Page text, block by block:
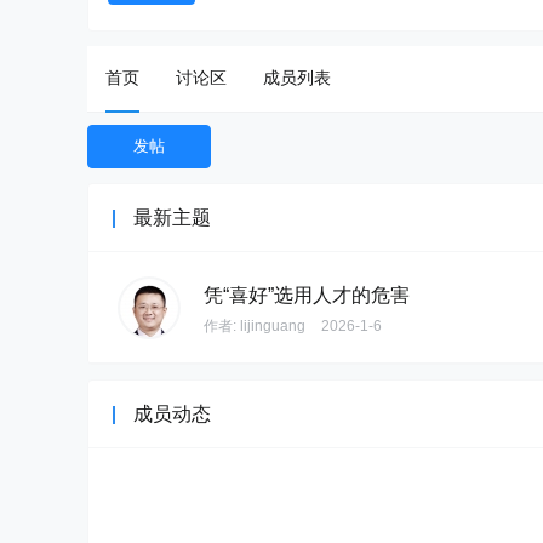
首页 讨论区 成员列表
发帖
最新主题
凭“喜好”选用人才的危害
作者: lijinguang 2026-1-6
成员动态